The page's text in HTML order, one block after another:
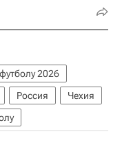
2026
Россия
Чехия